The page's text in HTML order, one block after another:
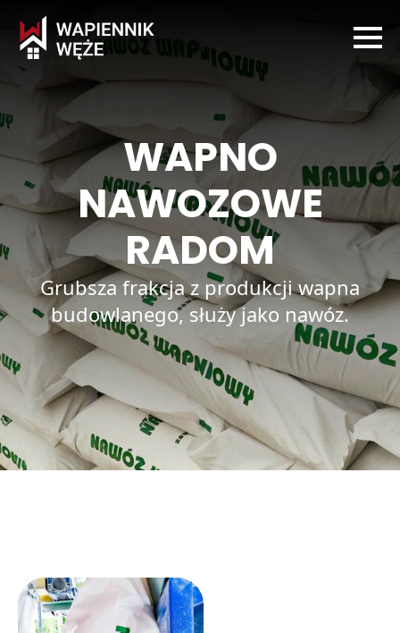
WAPNO
NAWOZOWE
RADOM
Grubsza frakcja z produkcji wapna
budowlanego, służy jako nawóz.